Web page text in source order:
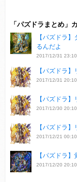
「パズドラまとめ」
【パズドラ
るんだよ
2017/12/31 23:10
【パズドラ
2017/12/31 20:10
【パズドラ
2017/12/30 20:10
【パズドラ
2017/12/21 00:10
【パズドラ
2017/12/20 20:10